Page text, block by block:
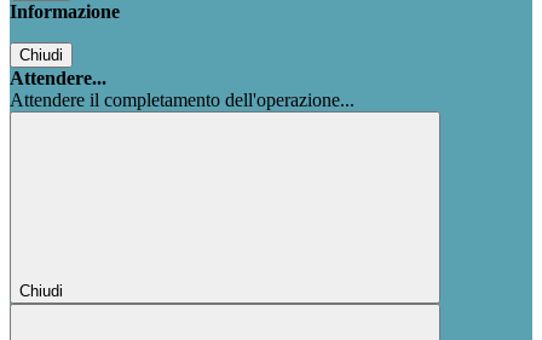
Informazione
Chiudi
Attendere...
Attendere il completamento dell'operazione...
Chiudi